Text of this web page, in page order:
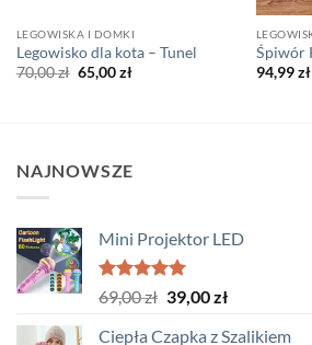
LEGOWISKA I DOMKI
Legowisko dla kota – Tunel
70,00zł Pierwotna
cena
65,00złAktualna
Śpiwór
94,99zł
NAJNOWSZE
Mini Projektor LED
Oceniono
5.00
69,00zł Pierwotna
wynosiła:
39,00złAktualna
wynosi:
Ciepła Czapka z Szalikiem